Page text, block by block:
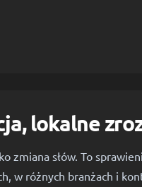
lokalne
zmiana słów. To
w różnych branżach i